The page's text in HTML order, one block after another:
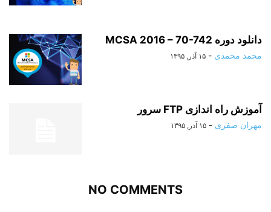
دانلود دوره MCSA 2016 – 70-742
محمد محمدی - ۱۵ آذر, ۱۳۹۵
آموزش راه اندازی FTP سرور
مهران صفری - ۱۵ آذر, ۱۳۹۵
NO COMMENTS